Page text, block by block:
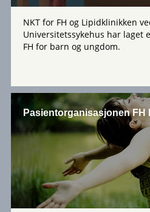
NKT for FH og Lipidklinikken
Universitetssykehus har laget
FH for barn og ungdom.
Pasientorganisasjonen FH